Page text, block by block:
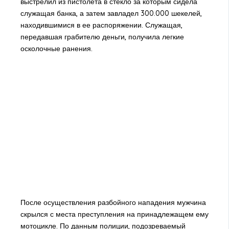
служащая банка, а затем завладел 300.000 шекелей,
находившимися в ее распоряжении. Служащая,
передавшая грабителю деньги, получила легкие
осколочные ранения.
После осуществления разбойного нападения мужчина
скрылся с места преступления на принадлежащем ему
мотоцикле. По данным полиции, подозреваемый